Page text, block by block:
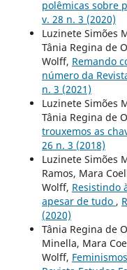
polêmicas sobre
v. 28 n. 3 (2020)
Luzinete Simões
Tânia Regina de
Wolff, Remando
número da
n. 3 (2021)
Luzinete Simões
Tânia Regina de
trouxemos as
26 n. 3 (2018)
Luzinete Simões
Ramos, Mara
Wolff, Resistindo
apesar de tudo ,
(2020)
Tânia Regina de
Minella, Mara
Wolff,